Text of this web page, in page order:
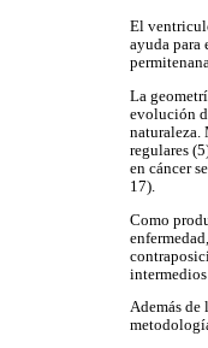
El
ayuda para
La
evolución
naturaleza.
regulares
en cáncer
17).
Como
intermedios
Además de